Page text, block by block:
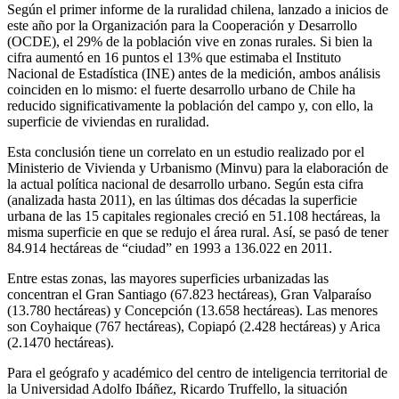
Según el primer informe de la ruralidad chilena, lanzado a inicios de
este año por la Organización para la Cooperación y Desarrollo
(OCDE), el 29% de la población vive en zonas rurales. Si bien la
cifra aumentó en 16 puntos el 13% que estimaba el Instituto
Nacional de Estadística (INE) antes de la medición, ambos análisis
coinciden en lo mismo: el fuerte desarrollo urbano de Chile ha
reducido significativamente la población del campo y, con ello, la
superficie de viviendas en ruralidad.
Esta conclusión tiene un correlato en un estudio realizado por el
Ministerio de Vivienda y Urbanismo (Minvu) para la elaboración de
la actual política nacional de desarrollo urbano. Según esta cifra
(analizada hasta 2011), en las últimas dos décadas la superficie
urbana de las 15 capitales regionales creció en 51.108 hectáreas, la
misma superficie en que se redujo el área rural. Así, se pasó de tener
84.914 hectáreas de “ciudad” en 1993 a 136.022 en 2011.
Entre estas zonas, las mayores superficies urbanizadas las
concentran el Gran Santiago (67.823 hectáreas), Gran Valparaíso
(13.780 hectáreas) y Concepción (13.658 hectáreas). Las menores
son Coyhaique (767 hectáreas), Copiapó (2.428 hectáreas) y Arica
(2.1470 hectáreas).
Para el geógrafo y académico del centro de inteligencia territorial de
la Universidad Adolfo Ibáñez, Ricardo Truffello, la situación